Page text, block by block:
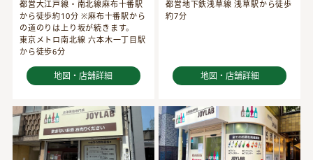
都営大江戸線・南北線麻布十番駅
から徒歩約10分 ※麻布十番駅から
の道のりは上り坂が続きます。
東京メトロ南北線 六本木一丁目駅
から徒歩6分
地図・店舗詳細
都営地下鉄浅草線 浅草駅から徒歩
約7分
地図・店舗詳細